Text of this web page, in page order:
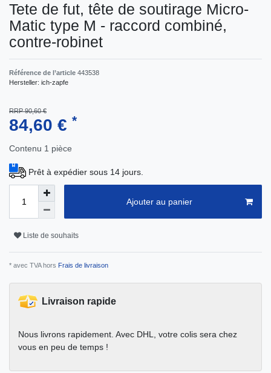
Tete de fut, tête de soutirage Micro-
Matic type M - raccord combiné,
contre-robinet
Référence de l’article 443538
Hersteller: ich-zapfe
RRP 90,60 €
84,60 € *
Contenu 1 pièce
Prêt à expédier sous 14 jours.
Ajouter au panier
Liste de souhaits
* avec TVA hors Frais de livraison
Livraison rapide
Nous livrons rapidement. Avec DHL, votre colis sera chez
vous en peu de temps !